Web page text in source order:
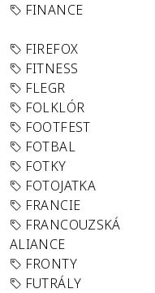
FINANCE
FIREFOX
FITNESS
FLEGR
FOLKLÓR
FOOTFEST
FOTBAL
FOTKY
FOTOJATKA
FRANCIE
FRANCOUZSKÁ
ALIANCE
FRONTY
FUTRÁLY